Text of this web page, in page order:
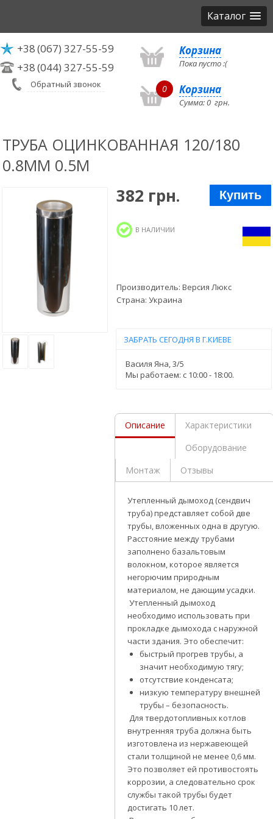
Каталог
+38(067) 327-55-59
+38(044) 327-55-59
Обратный звонок
Корзина
Пока пусто :(
0 Корзина
Сумма:0 грн.
ТРУБА ОЦИНКОВАННАЯ 120/180
0.8ММ 0.5М
382 грн. Купить
В НАЛИЧИИ
Производитель: Версия Люкс
Страна: Украина
ЗАБРАТЬ СЕГОДНЯ В Г.КИЕВЕ
Василя Яна, 3/5
Мы работаем: c 10:00 - 18:00.
Описание
Характеристики
Оборудование
Монтаж
Отзывы
Утепленный дымоход (сендвич
труба) представляет собой две
трубы, вложенных одна в другую.
Расстояние между трубами
заполнено базальтовым
волокном, которое является
негорючим природным
материалом, не дающим усадки.
Утепленный дымоход
необходимо использовать при
прокладке дымохода с наружной
части здания. Это обеспечит:
быстрый прогрев трубы, а
значит необходимую тягу;
отсутствие конденсата;
низкую температуру внешней
трубы – безопасность.
Для твердотопливных котлов
внутренняя труба должна быть
изготовлена из нержавеющей
стали толщиной не менее 0,6 мм.
Это позволяет ей противостоять
коррозии, а следовательно срок
службы такой трубы будет
достигать 10 лет.